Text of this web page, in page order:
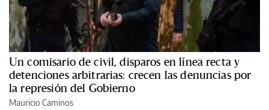
Un comisario de civil, disparos en línea recta y
detenciones arbitrarias: crecen las denuncias por
la represión del Gobierno
Mauricio Caminos